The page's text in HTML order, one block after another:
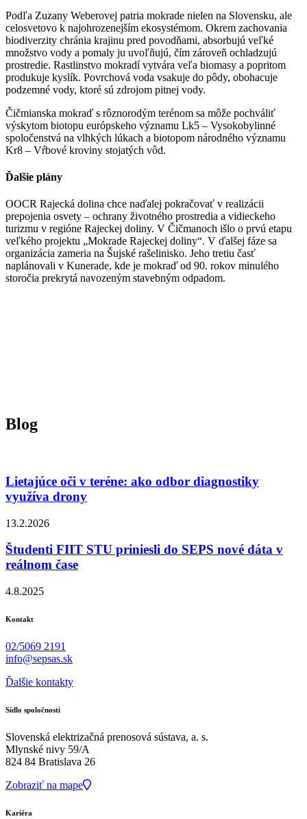
Podľa Zuzany Weberovej patria mokrade nielen na Slovensku, ale
celosvetovo k najohrozenejším ekosystémom. Okrem zachovania
biodiverzity chránia krajinu pred povodňami, absorbujú veľké
množstvo vody a pomaly ju uvoľňujú, čím zároveň ochladzujú
prostredie. Rastlinstvo mokradí vytvára veľa biomasy a popritom
produkuje kyslík. Povrchová voda vsakuje do pôdy, obohacuje
podzemné vody, ktoré sú zdrojom pitnej vody.
Čičmianska mokraď s rôznorodým terénom sa môže pochváliť
výskytom biotopu európskeho významu Lk5 – Vysokobylinné
spoločenstvá na vlhkých lúkach a biotopom národného významu
Kr8 – Vŕbové kroviny stojatých vôd.
Ďalšie plány
OOCR Rajecká dolina chce naďalej pokračovať v realizácii
prepojenia osvety – ochrany životného prostredia a vidieckeho
turizmu v regióne Rajeckej doliny. V Čičmanoch išlo o prvú etapu
veľkého projektu „Mokrade Rajeckej doliny“. V ďalšej fáze sa
organizácia zameria na Šujské rašelinisko. Jeho tretiu časť
naplánovali v Kunerade, kde je mokraď od 90. rokov minulého
storočia prekrytá navozeným stavebným odpadom.
Blog
Lietajúce oči v teréne: ako odbor diagnostiky
využíva drony
13.2.2026
Študenti FIIT STU priniesli do SEPS nové dáta v
reálnom čase
4.8.2025
Kontakt
02/5069 2191
info@sepsas.sk
Ďalšie kontakty
Sídlo spoločnosti
Slovenská elektrizačná prenosová sústava, a. s.
Mlynské nivy 59/A
824 84 Bratislava 26
Zobraziť na mape
Kariéra